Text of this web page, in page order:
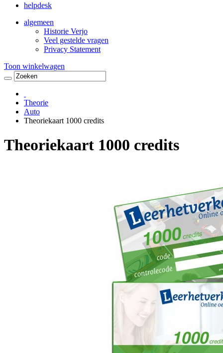
helpdesk
algemeen
Historie Verjo
Veel gestelde vragen
Privacy Statement
Toon winkelwagen
Theorie
Auto
Theoriekaart 1000 credits
Theoriekaart 1000 credits